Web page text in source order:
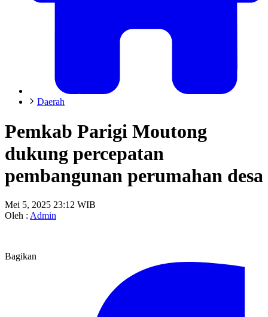
Daerah
Pemkab Parigi Moutong
dukung percepatan
pembangunan perumahan desa
Mei 5, 2025 23:12 WIB
Oleh : Admin
Bagikan